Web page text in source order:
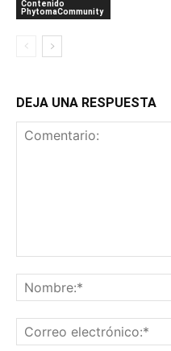
Contenido
PhytomaCommunity
DEJA UNA RESPUESTA